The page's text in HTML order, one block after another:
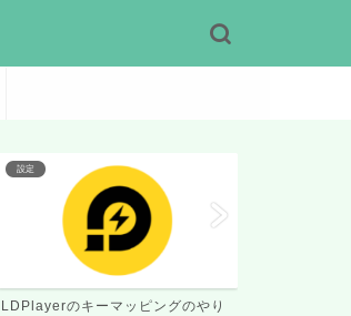
PCプレイ
ドラベルはPCで遊べる？エミュレ